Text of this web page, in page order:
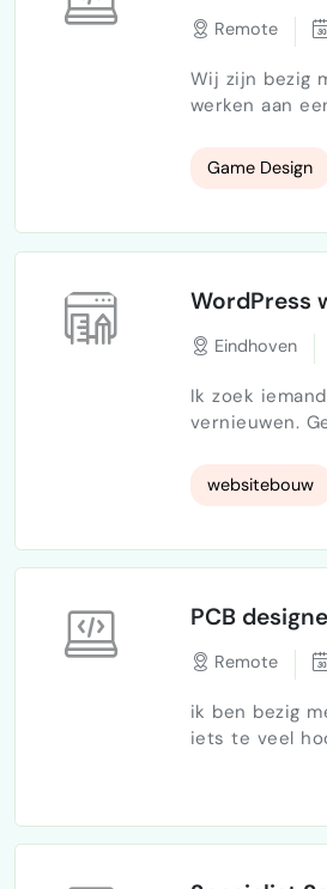
Remote
Wij zijn bezig
werken aan een eerste
afgebakend In deze fase ligt de focus op het bouwen van een stabiele basis, niet op visuals
Game Design
WordPress
Eindhoven
Ik zoek
vernieuwen.
websitebouw
PCB
Remote
ik ben bezig
iets te veel